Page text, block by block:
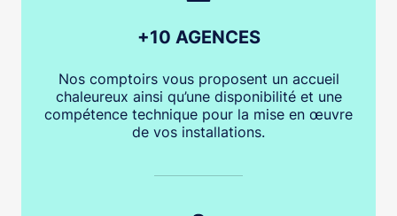
+10 AGENCES
Nos comptoirs vous proposent un accueil
chaleureux ainsi qu’une disponibilité et une
compétence technique pour la mise en œuvre
de vos installations.